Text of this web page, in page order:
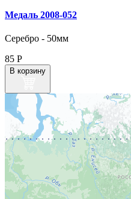
Медаль 2008‑052
Серебро - 50мм
85 Р
В корзину